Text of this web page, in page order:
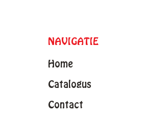
NAVIGATIE
Home
Catalogus
Contact